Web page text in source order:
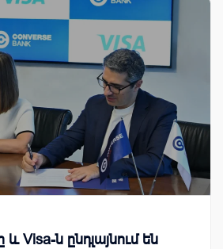
Visa-ն ընդլայնում են